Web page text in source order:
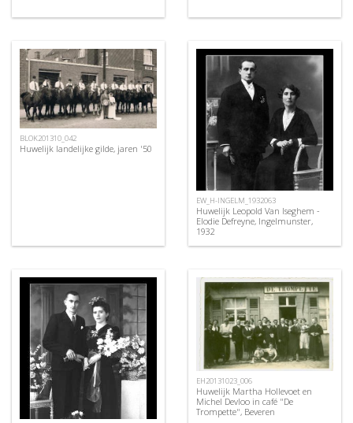
BLOK201310_042
Huwelijk landelijke gilde, jaren '50
EW_H-INGELM_1932063
Huwelijk Leopold Van Iseghem -
Elodie Defreyne, Ingelmunster,
1932
EH20131023_006
Huwelijk Martha Hollevoet en
Michel Devloo in café "De
Trompette", Beveren